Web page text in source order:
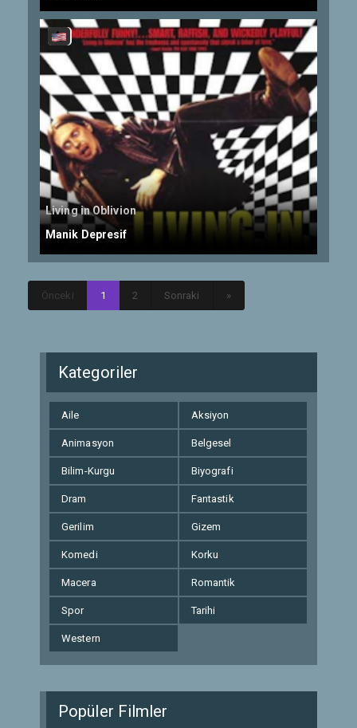
Living in Oblivion
Manik Depresif
Önceki 1 2 Sonraki »
Kategoriler
Aile Aksiyon
Animasyon Belgesel
Bilim-Kurgu Biyografi
Dram Fantastik
Gerilim Gizem
Komedi Korku
Macera Romantik
Spor Tarihi
Western
Popüler Filmler